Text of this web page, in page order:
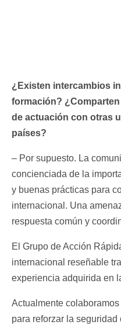
¿Existen intercambios
formación?
de actuación con otras
países?
– Por supuesto. La
concienciada de la
y buenas prácticas para
internacional. Una
respuesta común y
El Grupo de Acción
internacional reseñable
experiencia adquirida en
Actualmente
para reforzar la